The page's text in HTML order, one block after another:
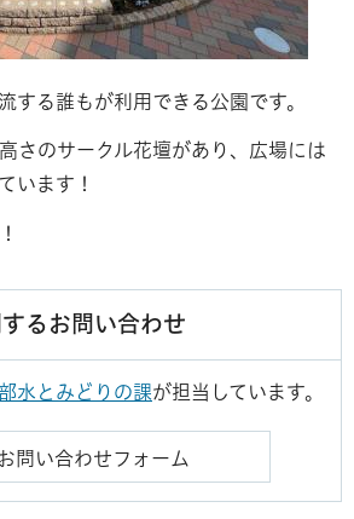
する誰もが利用できる公園です。
さのサークル花壇があり、広場には
います！
るお問い合わせ
水とみどりの課が担当しています。